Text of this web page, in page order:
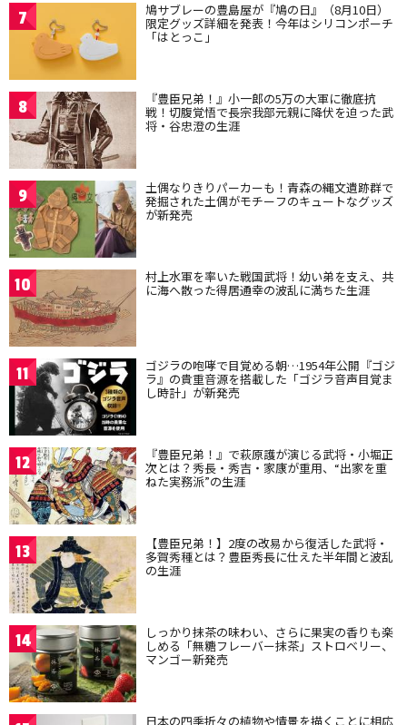
7 鳩サブレーの豊島屋が『鳩の日』（8月10日）
限定グッズ詳細を発表！今年はシリコンポーチ
「はとっこ」
8 『豊臣兄弟！』小一郎の5万の大軍に徹底抗
戦！切腹覚悟で長宗我部元親に降伏を迫った武
将・谷忠澄の生涯
9 土偶なりきりパーカーも！青森の縄文遺跡群で
発掘された土偶がモチーフのキュートなグッズ
が新発売
10 村上水軍を率いた戦国武将！幼い弟を支え、共
に海へ散った得居通幸の波乱に満ちた生涯
11 ゴジラの咆哮で目覚める朝…1954年公開『ゴジ
ラ』の貴重音源を搭載した「ゴジラ音声目覚ま
し時計」が新発売
12 『豊臣兄弟！』で萩原護が演じる武将・小堀正
次とは？秀長・秀吉・家康が重用、“出家を重
ねた実務派”の生涯
13 【豊臣兄弟！】2度の改易から復活した武将・
多賀秀種とは？豊臣秀長に仕えた半年間と波乱
の生涯
14 しっかり抹茶の味わい、さらに果実の香りも楽
しめる「無糖フレーバー抹茶」ストロベリー、
マンゴー新発売
日本の四季折々の植物や情景を描くことに相応